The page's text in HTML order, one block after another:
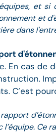
et si
et
dans
En cas de
C’est
rapport
l’équipe. Ce